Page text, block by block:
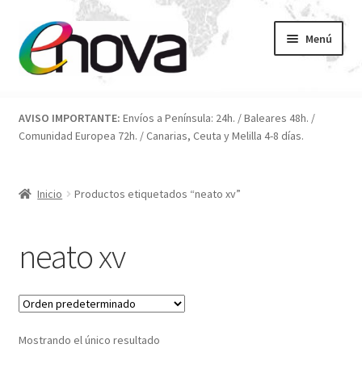
a
la
al
contenido
Menú
Blog
Contacto
ENOVA
AVISO IMPORTANTE: Envíos a Península: 24h. / Baleares 48h. /
Comunidad Europea 72h. / Canarias, Ceuta y Melilla 4-8 días.
Inicio Productos etiquetados “neato xv”
neato xv
Mostrando el único resultado